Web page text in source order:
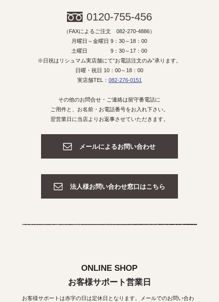
0120-755-456
（FAXによるご注文 082-270-4886）
月曜日～金曜日 9：30～18：00
土曜日 9：30～17：00
※日祝はリシュマム実店舗にて“お電話注文のみ”承ります。
日曜・祝日 10：00～18：00
実店舗TEL： 082-276-0151
その他のお問合せ・ご連絡は留守番電話に
ご用件と、お名前・お電話番号をお入れ下さい。
翌営業日に当店よりお返事させていただきます。
メールによるお問い合わせ
法人様お問い合わせ窓口はこちら
ONLINE SHOP
お客様サポート営業日
お客様サポートは赤字の日は定休日となります。メールでのお問い合わ